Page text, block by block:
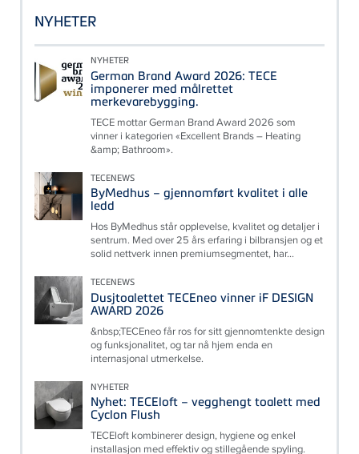
NYHETER
NYHETER
German Brand Award 2026: TECE
imponerer med målrettet
merkevarebygging.
TECE mottar German Brand Award 2026 som
vinner i kategorien «Excellent Brands – Heating
&amp; Bathroom».
TECENEWS
ByMedhus – gjennomført kvalitet i alle
ledd
Hos ByMedhus står opplevelse, kvalitet og detaljer i
sentrum. Med over 25 års erfaring i bilbransjen og et
solid nettverk innen premiumsegmentet, har...
TECENEWS
Dusjtoalettet TECEneo vinner iF DESIGN
AWARD 2026
&nbsp;TECEneo får ros for sitt gjennomtenkte design
og funksjonalitet, og tar nå hjem enda en
internasjonal utmerkelse.
NYHETER
Nyhet: TECEloft – vegghengt toalett med
Cyclon Flush
TECEloft kombinerer design, hygiene og enkel
installasjon med effektiv og stillegående spyling.